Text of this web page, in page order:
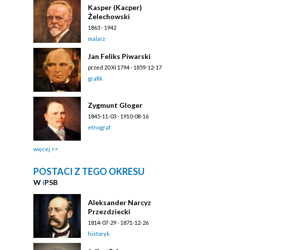
Kasper (Kacper)
Żelechowski
1863 - 1942
malarz
Jan Feliks Piwarski
przed 20 XI 1794 - 1859-12-17
grafik
Zygmunt Gloger
1845-11-03 - 1910-08-16
etnograf
więcej
POSTACI Z TEGO OKRESU
W iPSB
Aleksander Narcyz
Przezdziecki
1814-07-29 - 1871-12-26
historyk